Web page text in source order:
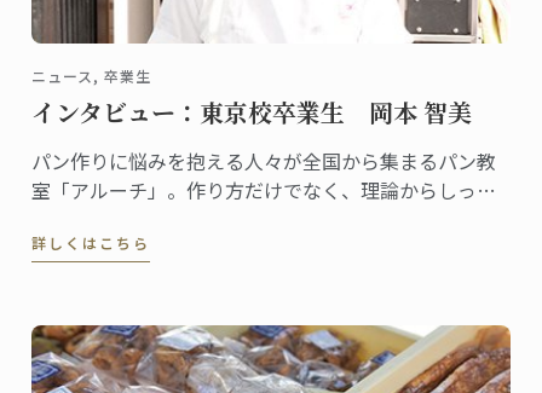
ニュース, 卒業生
インタビュー：東京校卒業生 岡本 智美
パン作りに悩みを抱える人々が全国から集まるパン教
室「アルーチ」。作り方だけでなく、理論からしっか
ッスンはいつも満席です。「アルーチ」を主宰する岡
詳しくはこちら